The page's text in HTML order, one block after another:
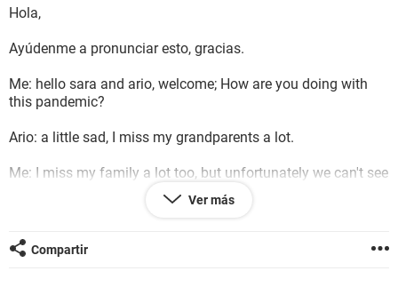
Hola,
Ayúdenme a pronunciar esto, gracias.
Me: hello sara and ario, welcome; How are you doing with
this pandemic?
Ario: a little sad, I miss my grandparents a lot.
Me: I miss my family a lot too, but unfortunately we can't see
happening also has a positive part, for example: nature is
recovering its space, we spend more time with our parents ...
Ver más
Compartir